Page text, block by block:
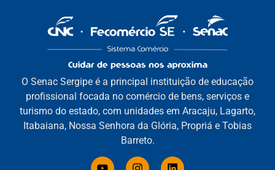
O Senac Sergipe é a principal instituição de educação
profissional focada no comércio de bens, serviços e
turismo do estado, com unidades em Aracaju, Lagarto,
Itabaiana, Nossa Senhora da Glória, Propriá e Tobias
Barreto.